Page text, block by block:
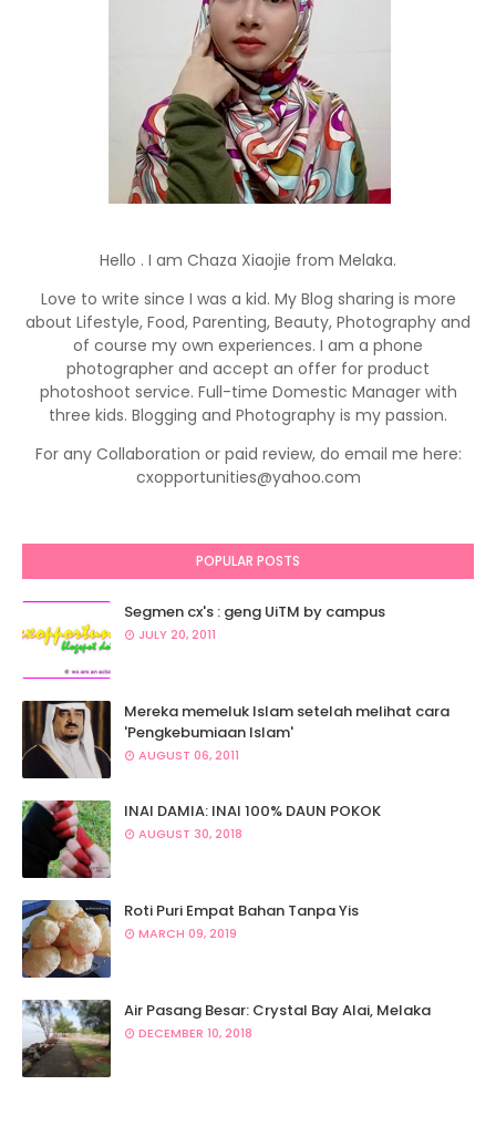
Hello . I am Chaza Xiaojie from Melaka.
Love to write since I was a kid. My Blog sharing is more
about Lifestyle, Food, Parenting, Beauty, Photography and
of course my own experiences. I am a phone
photographer and accept an offer for product
photoshoot service. Full-time Domestic Manager with
three kids. Blogging and Photography is my passion.
For any Collaboration or paid review, do email me here:
cxopportunities@yahoo.com
POPULAR POSTS
Segmen cx's : geng UiTM by campus
JULY 20, 2011
Mereka memeluk Islam setelah melihat cara
'Pengkebumiaan Islam'
AUGUST 06, 2011
INAI DAMIA: INAI 100% DAUN POKOK
AUGUST 30, 2018
Roti Puri Empat Bahan Tanpa Yis
MARCH 09, 2019
Air Pasang Besar: Crystal Bay Alai, Melaka
DECEMBER 10, 2018